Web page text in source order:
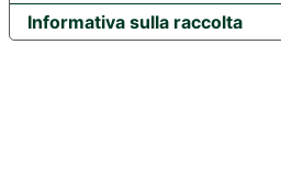
Informativa sulla raccolta